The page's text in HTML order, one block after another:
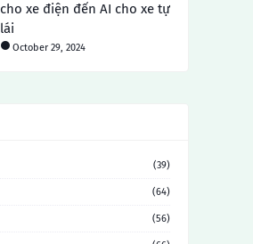
cho xe điện đến AI cho xe tự
lái
October 29, 2024
(39)
(64)
(56)